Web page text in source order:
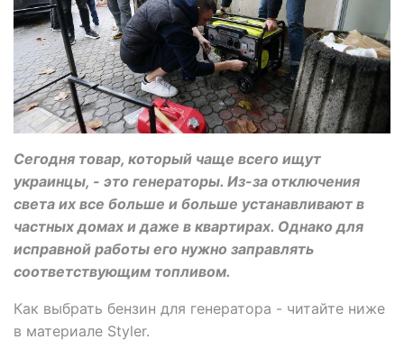
Сегодня товар, который чаще всего ищут
украинцы, - это генераторы. Из-за отключения
света их все больше и больше устанавливают в
частных домах и даже в квартирах. Однако для
исправной работы его нужно заправлять
соответствующим топливом.
Как выбрать бензин для генератора - читайте ниже
в материале Styler.